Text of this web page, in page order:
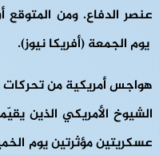
عنصر الدفاع. ومن المتوقع
يوم الجمعة (أفريكا نيوز).
هواجس أمريكية من تحركات
الشيوخ الأمريكي الذين
عسكريتين مؤثرتين يوم